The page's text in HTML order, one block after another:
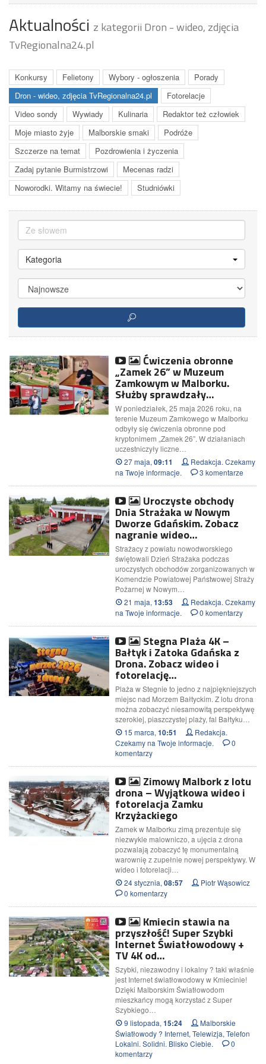
Aktualności z kategorii Dron - wideo, zdjęcia
TvRegionalna24.pl
Konkursy Felietony Wybory - ogłoszenia
Porady
Dron - wideo, zdjęcia TvRegionalna24.pl
Fotorelacje
Video sondy
Wywiady Kulinaria
Redaktor też człowiek
Moje miasto żyje
Malborskie smaki
Podróże
Szczerze na temat
Pozdrowienia i życzenia
Zadaj pytanie Burmistrzowi
Mecenas radzi
Noworodki. Witamy na świecie!
Studniówki
Kategoria
Ćwiczenia obronne
„Zamek 26” w Muzeum
Zamkowym w Malborku.
Służby sprawdzały…
W poniedziałek, 25 maja 2026 roku, na
terenie Muzeum Zamkowego w Malborku
odbyły się ćwiczenia obronne pod
kryptonimem „Zamek 26”. W działaniach
uczestniczyły liczne…
27 maja, 09:11
Redakcja. Czekamy
na Twoje informacje.
3 komentarze
Uroczyste obchody
Dnia Strażaka w Nowym
Dworze Gdańskim. Zobacz
nagranie wideo…
Strażacy z powiatu nowodworskiego
świętowali Dzień Strażaka podczas
uroczystych obchodów zorganizowanych w
Komendzie Powiatowej Państwowej Straży
Pożarnej w Nowym…
21 maja, 13:53
Redakcja. Czekamy
na Twoje informacje.
0 komentarzy
Stegna Plaża 4K –
Bałtyk i Zatoka Gdańska z
Drona. Zobacz wideo i
fotorelację…
Plaża w Stegnie to jedno z najpiękniejszych
miejsc nad Morzem Bałtyckim. Z lotu drona
można zobaczyć niesamowitą perspektywę
szerokiej, piaszczystej plaży, fal Bałtyku…
15 marca, 10:51
Redakcja.
Czekamy na Twoje informacje.
0
komentarzy
Zimowy Malbork z lotu
drona – Wyjątkowa wideo i
fotorelacja Zamku
Krzyżackiego
Zamek w Malborku zimą prezentuje się
niezwykle malowniczo, a ujęcia z drona
pozwalają zobaczyć tę monumentalną
warownię z zupełnie nowej perspektywy. W
wideo i fotorelacji…
24 stycznia, 08:57
Piotr Wąsowicz
0 komentarzy
Kmiecin stawia na
przyszłość! Super Szybki
Internet Światłowodowy +
TV 4K od…
Szybki, niezawodny i lokalny ? taki właśnie
jest Internet światłowodowy w Kmiecinie!
Dzięki Malborskim Światłowodom
mieszkańcy mogą korzystać z Super
Szybkiego…
9 listopada, 15:24
Malborskie
Światłowody ? Internet, Telewizja, Telefon
Lokalni. Solidni. Blisko Ciebie.
0
komentarzy